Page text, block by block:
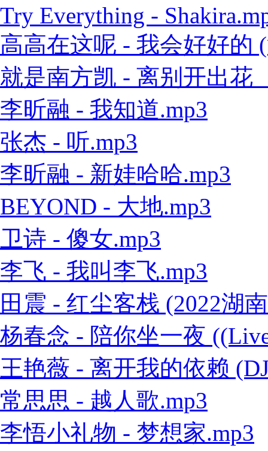
Try Everything -
高高在这呢 - 我会好好的
就是南方凯 - 离别开出花
李昕融 - 我知道.mp3
张杰 - 听.mp3
李昕融 - 新娃哈哈.mp3
BEYOND - 大地.mp3
卫诗 - 傻女.mp3
李飞 - 我叫李飞.mp3
田震 - 红尘客栈 (2022湖
杨春念 - 陪你坐一夜
王艳薇 - 离开我的依赖
常思思 - 越人歌.mp3
李悟小礼物 - 梦想家.mp3